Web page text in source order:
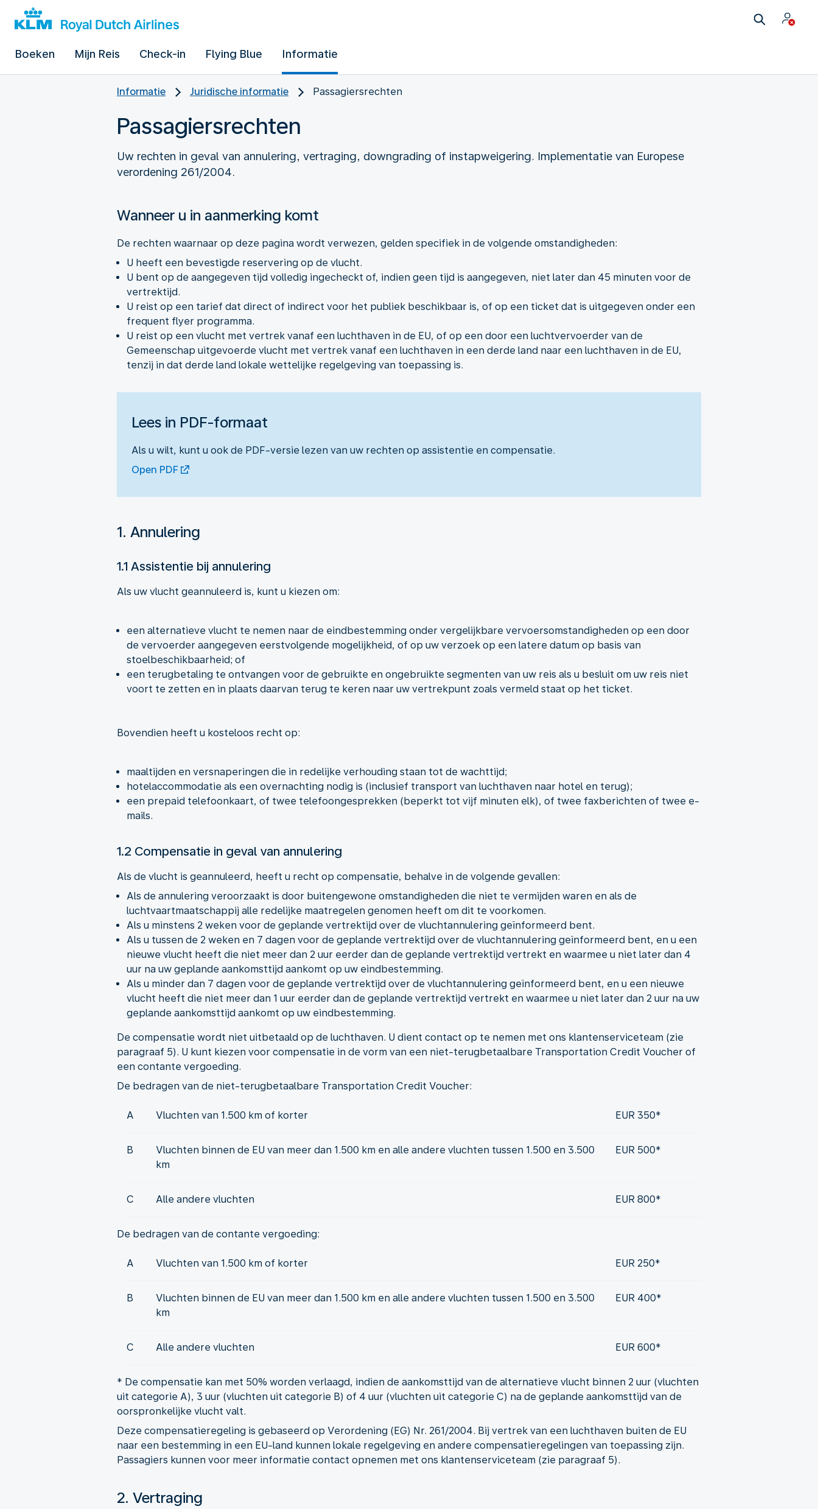
Boeken Mijn Reis Check-in Flying Blue Informatie
Informatie Juridische informatie Passagiersrechten
Passagiersrechten
Uw rechten in geval van annulering, vertraging, downgrading of instapweigering. Implementatie van Europese
verordening 261/2004.
Wanneer u in aanmerking komt
De rechten waarnaar op deze pagina wordt verwezen, gelden specifiek in de volgende omstandigheden:
U heeft een bevestigde reservering op de vlucht.
U bent op de aangegeven tijd volledig ingecheckt of, indien geen tijd is aangegeven, niet later dan 45 minuten voor de
vertrektijd.
U reist op een tarief dat direct of indirect voor het publiek beschikbaar is, of op een ticket dat is uitgegeven onder een
frequent flyer programma.
U reist op een vlucht met vertrek vanaf een luchthaven in de EU, of op een door een luchtvervoerder van de
Gemeenschap uitgevoerde vlucht met vertrek vanaf een luchthaven in een derde land naar een luchthaven in de EU,
tenzij in dat derde land lokale wettelijke regelgeving van toepassing is.
Lees in PDF-formaat
Als u wilt, kunt u ook de PDF-versie lezen van uw rechten op assistentie en compensatie.
Open PDF
1. Annulering
1.1 Assistentie bij annulering
Als uw vlucht geannuleerd is, kunt u kiezen om:
een alternatieve vlucht te nemen naar de eindbestemming onder vergelijkbare vervoersomstandigheden op een door
de vervoerder aangegeven eerstvolgende mogelijkheid, of op uw verzoek op een latere datum op basis van
stoelbeschikbaarheid; of
een terugbetaling te ontvangen voor de gebruikte en ongebruikte segmenten van uw reis als u besluit om uw reis niet
voort te zetten en in plaats daarvan terug te keren naar uw vertrekpunt zoals vermeld staat op het ticket.
Bovendien heeft u kosteloos recht op:
maaltijden en versnaperingen die in redelijke verhouding staan tot de wachttijd;
hotelaccommodatie als een overnachting nodig is (inclusief transport van luchthaven naar hotel en terug);
een prepaid telefoonkaart, of twee telefoongesprekken (beperkt tot vijf minuten elk), of twee faxberichten of twee e-
mails.
1.2 Compensatie in geval van annulering
Als de vlucht is geannuleerd, heeft u recht op compensatie, behalve in de volgende gevallen:
Als de annulering veroorzaakt is door buitengewone omstandigheden die niet te vermijden waren en als de
luchtvaartmaatschappij alle redelijke maatregelen genomen heeft om dit te voorkomen.
Als u minstens 2 weken voor de geplande vertrektijd over de vluchtannulering geïnformeerd bent.
Als u tussen de 2 weken en 7 dagen voor de geplande vertrektijd over de vluchtannulering geïnformeerd bent, en u een
nieuwe vlucht heeft die niet meer dan 2 uur eerder dan de geplande vertrektijd vertrekt en waarmee u niet later dan 4
uur na uw geplande aankomsttijd aankomt op uw eindbestemming.
Als u minder dan 7 dagen voor de geplande vertrektijd over de vluchtannulering geïnformeerd bent, en u een nieuwe
vlucht heeft die niet meer dan 1 uur eerder dan de geplande vertrektijd vertrekt en waarmee u niet later dan 2 uur na uw
geplande aankomsttijd aankomt op uw eindbestemming.
De compensatie wordt niet uitbetaald op de luchthaven. U dient contact op te nemen met ons klantenserviceteam (zie
paragraaf 5). U kunt kiezen voor compensatie in de vorm van een niet-terugbetaalbare Transportation Credit Voucher of
een contante vergoeding.
De bedragen van de niet-terugbetaalbare Transportation Credit Voucher:
A Vluchten van 1.500 km of korter EUR 350*
B
Vluchten binnen de EU van meer dan 1.500 km en alle andere vluchten tussen 1.500 en 3.500
km
EUR 500*
C Alle andere vluchten EUR 800*
De bedragen van de contante vergoeding:
A Vluchten van 1.500 km of korter EUR 250*
B
Vluchten binnen de EU van meer dan 1.500 km en alle andere vluchten tussen 1.500 en 3.500
km
EUR 400*
C Alle andere vluchten EUR 600*
* De compensatie kan met 50% worden verlaagd, indien de aankomsttijd van de alternatieve vlucht binnen 2 uur (vluchten
uit categorie A), 3 uur (vluchten uit categorie B) of 4 uur (vluchten uit categorie C) na de geplande aankomsttijd van de
oorspronkelijke vlucht valt.
Deze compensatieregeling is gebaseerd op Verordening (EG) Nr. 261/2004. Bij vertrek van een luchthaven buiten de EU
naar een bestemming in een EU-land kunnen lokale regelgeving en andere compensatieregelingen van toepassing zijn.
Passagiers kunnen voor meer informatie contact opnemen met ons klantenserviceteam (zie paragraaf 5).
2. Vertraging